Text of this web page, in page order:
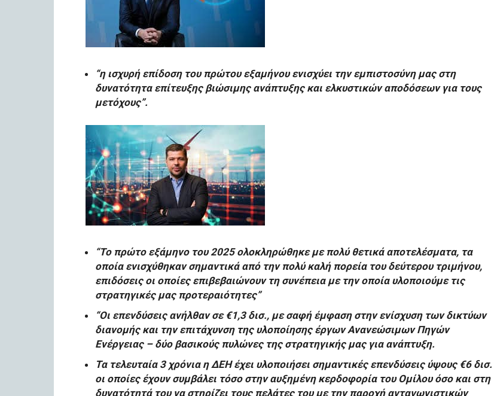
“η ισχυρή επίδοση του πρώτου εξαμήνου ενισχύει την εμπιστοσύνη μας στη
δυνατότητα επίτευξης βιώσιμης ανάπτυξης και ελκυστικών αποδόσεων για τους
μετόχους”.
“Το πρώτο εξάμηνο του 2025 ολοκληρώθηκε με πολύ θετικά αποτελέσματα, τα
οποία ενισχύθηκαν σημαντικά από την πολύ καλή πορεία του δεύτερου τριμήνου,
επιδόσεις οι οποίες επιβεβαιώνουν τη συνέπεια με την οποία υλοποιούμε τις
στρατηγικές μας προτεραιότητες”
“Οι επενδύσεις ανήλθαν σε €1,3 δισ., με σαφή έμφαση στην ενίσχυση των δικτύων
διανομής και την επιτάχυνση της υλοποίησης έργων Ανανεώσιμων Πηγών
Ενέργειας – δύο βασικούς πυλώνες της στρατηγικής μας για ανάπτυξη.
Τα τελευταία 3 χρόνια η ΔΕΗ έχει υλοποιήσει σημαντικές επενδύσεις ύψους €6 δισ.
οι οποίες έχουν συμβάλει τόσο στην αυξημένη κερδοφορία του Ομίλου όσο και στη
δυνατότητά του να στηρίζει τους πελάτες του με την παροχή ανταγωνιστικών